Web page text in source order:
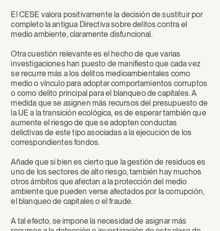
El CESE valora positivamente la decisión de sustituir por
completo la antigua Directiva sobre delitos contra el
medio ambiente, claramente disfuncional.
Otra cuestión relevante es el hecho de que varias
investigaciones han puesto de manifiesto que cada vez
se recurre más a los delitos medioambientales como
medio o vínculo para adoptar comportamientos corruptos
o como delito principal para el blanqueo de capitales. A
medida que se asignen más recursos del presupuesto de
la UE a la transición ecológica, es de esperar también que
aumente el riesgo de que se adopten conductas
delictivas de este tipo asociadas a la ejecución de los
correspondientes fondos.
Añade que si bien es cierto que la gestión de residuos es
uno de los sectores de alto riesgo, también hay muchos
otros ámbitos que afectan a la protección del medio
ambiente que pueden verse afectados por la corrupción,
el blanqueo de capitales o el fraude.
A tal efecto, se impone la necesidad de asignar más